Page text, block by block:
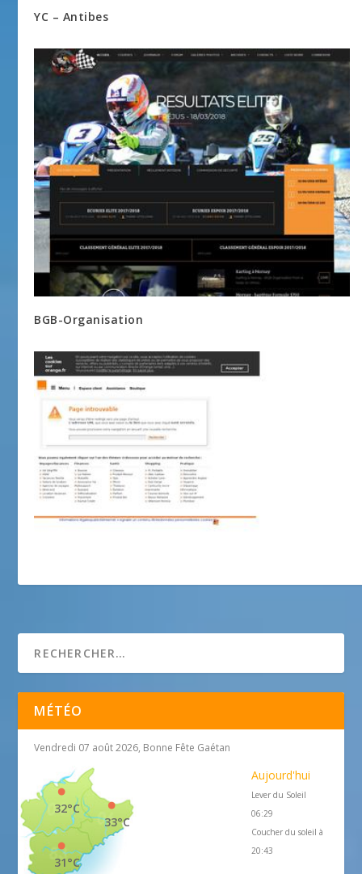
YC – Antibes
BGB-Organisation
MÉTÉO
Vendredi 07 août 2026, Bonne Fête Gaétan
33°C
32°C
31°C
Aujourd'hui
Lever du Soleil
06:29
Coucher du soleil à
20:43